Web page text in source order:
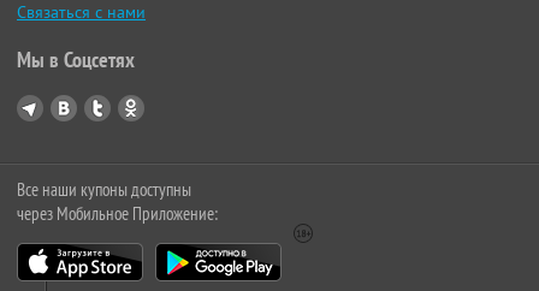
Связаться с нами
Мы в Соцсетях
Все наши купоны доступны
через Мобильное Приложение: